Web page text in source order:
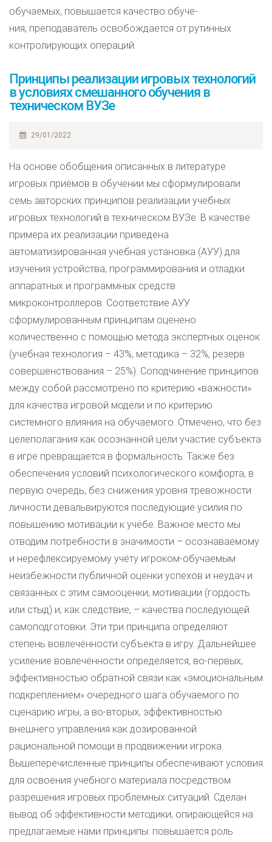
обучаемых, повышается качество обуче-
ния, преподаватель освобождается от рутинных
контролирующих операций.
Принципы реализации игровых технологий
в условиях смешанного обучения в
техническом ВУЗе
29/01/2022
На основе обобщения описанных в литературе
игровых приёмов в обучении мы сформулировали
семь авторских принципов реализации учебных
игровых технологий в техническом ВУЗе. В качестве
примера их реализации приведена
автоматизированная учебная установка (АУУ) для
изучения устройства, программирования и отладки
аппаратных и программных средств
микроконтроллеров. Соответствие АУУ
сформулированным принципам оценено
количественно с помощью метода экспертных оценок
(учебная технология – 43%, методика – 32%, резерв
совершенствования – 25%). Соподчинение принципов
между собой рассмотрено по критерию «важности»
для качества игровой модели и по критерию
системного влияния на обучаемого. Отмечено, что без
целеполагания как осознанной цели участие субъекта
в игре превращается в формальность. Также без
обеспечения условий психологического комфорта, в
первую очередь, без снижения уровня тревожности
личности девальвируются последующие усилия по
повышению мотивации к учёбе. Важное место мы
отводим потребности в значимости – осознаваемому
и нерефлексируемому учёту игроком-обучаемым
неизбежности публичной оценки успехов и неудач и
связанных с этим самооценки, мотивации (гордость
или стыд) и, как следствие, – качества последующей
самоподготовки. Эти три принципа определяют
степень вовлечённости субъекта в игру. Дальнейшее
усиление вовлечённости определяется, во-первых,
эффективностью обратной связи как «эмоциональным
подкреплением» очередного шага обучаемого по
сценарию игры, а во-вторых, эффективностью
внешнего управления как дозированной
рациональной помощи в продвижении игрока.
Вышеперечисленные принципы обеспечивают условия
для освоения учебного материала посредством
разрешения игровых проблемных ситуаций. Сделан
вывод об эффективности методики, опирающейся на
предлагаемые нами принципы: повышается роль